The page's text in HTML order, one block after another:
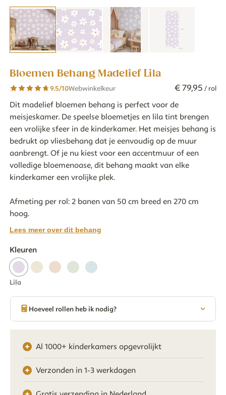
Bloemen Behang Madelief Lila
9.5/10Webwinkelkeur €79,95 / rol
Dit madelief bloemen behang is perfect voor de
meisjeskamer. De speelse bloemetjes en lila tint brengen
een vrolijke sfeer in de kinderkamer. Het meisjes behang is
bedrukt op vliesbehang dat je eenvoudig op de muur
aanbrengt. Of je nu kiest voor een accentmuur of een
volledige bloemenoase, dit behang maakt van elke
kinderkamer een vrolijke plek.
Afmeting per rol: 2 banen van 50 cm breed en 270 cm
hoog.
Lees meer over dit behang
Kleuren
Lila
Hoeveel rollen heb ik nodig?
Al 1000+ kinderkamers opgevrolijkt
Verzonden in 1-3 werkdagen